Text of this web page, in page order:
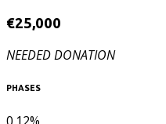
€25,000
NEEDED DONATION
PHASES